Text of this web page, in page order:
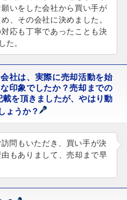
いをした会社から買い手が
、その会社に決めました。
応も丁寧であったことも決
た。
社は、実際に売却活動を始
印象でしたか？売却までの
を頂きましたが、やはり動
ょうか？
問もいただき、買い手が決
もありまして、売却まで早